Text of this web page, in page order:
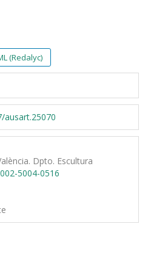
(Redalyc)
ausart.25070
Dpto. Escultura
5004-0516